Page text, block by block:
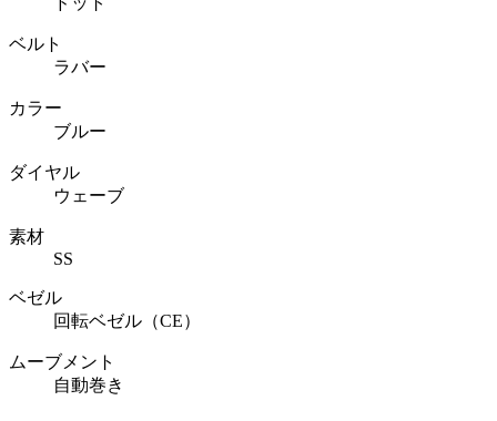
ベルト
ラバー
カラー
ブルー
ダイヤル
ウェーブ
素材
SS
ベゼル
回転ベゼル（CE）
ムーブメント
自動巻き